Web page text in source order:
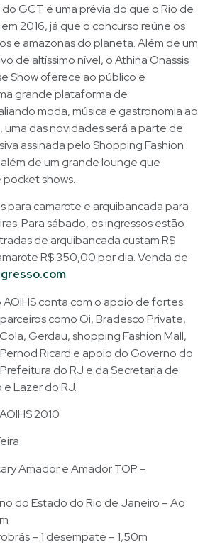
GCT é uma prévia do que o Rio de
2016, já que o concurso reúne os
e amazonas do planeta. Além de um
de altíssimo nível, o Athina Onassis
Show oferece ao público e
grande plataforma de
moda, música e gastronomia ao
uma das novidades será a parte de
assinada pelo Shopping Fashion
além de um grande lounge que
pocket shows.
para camarote e arquibancada para
Para sábado, os ingressos estão
de arquibancada custam R$
R$ 350,00 por dia. Venda de
.
conta com o apoio de fortes
como Oi, Bradesco Private,
Gerdau, shopping Fashion Mall,
Ricard e apoio do Governo do
do RJ e da Secretaria de
Lazer do RJ.
2010
Amador e Amador TOP –
do Estado do Rio de Janeiro – Ao
– 1 desempate – 1,50m